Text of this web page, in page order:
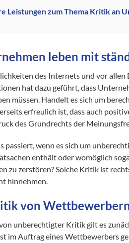
Leistungen zum Thema Kritik an
leben mit
des Internets und vor
hat dazu geführt, dass
müssen. Handelt es sich um
erfreulich ist, dass auch
des Grundrechts der
passiert, wenn es sich um
enthält oder womöglich
zu zerstören? Solche Kritik ist
hinnehmen.
von Wettbewerbern
unberechtigter Kritik gilt es
im Auftrag eines Wettbewerbers